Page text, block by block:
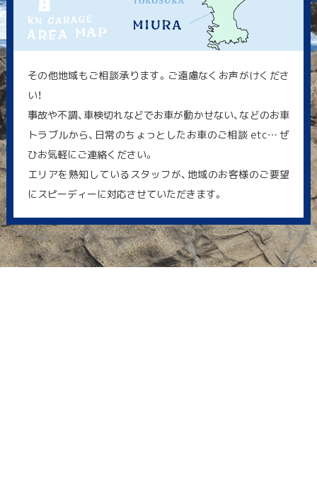
その他地域もご相談承ります。ご遠慮なくお声がけくださ
い！
事故や不調、車検切れなどでお車が動かせない、などのお車
トラブルから、日常のちょっとしたお車のご相談 etc… ぜ
ひお気軽にご連絡ください。
エリアを熟知しているスタッフが、地域のお客様のご要望
にスピーディーに対応させていただきます。